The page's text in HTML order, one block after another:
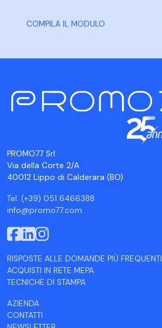
COMPILA IL MODULO
PROMO77 Srl
Via della Corte 2/A
40012 Lippo di Calderara (BO)
Tel. (+39) 051 6466388
info@promo77.com
RISPOSTE ALLE DOMANDE PIÙ FREQUENTI
ACQUISTI IN RETE MEPA
TECNICHE DI STAMPA
AZIENDA
CONTATTI